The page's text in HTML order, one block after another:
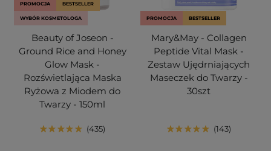
PROMOCJA BESTSELLER
WYBÓR KOSMETOLOGA
Beauty of Joseon -
Ground Rice and Honey
Glow Mask -
Rozświetlająca Maska
Ryżowa z Miodem do
Twarzy - 150ml
435
PROMOCJA BESTSELLER
Mary&May - Collagen
Peptide Vital Mask -
Zestaw Ujędrniających
Maseczek do Twarzy -
30szt
143